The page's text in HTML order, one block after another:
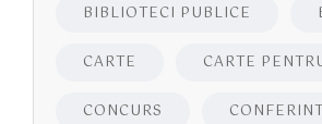
BIBLIOTECI PUBLICE
CARTE CARTE
CONCURS